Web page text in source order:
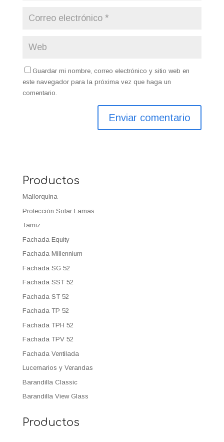
Guardar mi nombre, correo electrónico y sitio web en
este navegador para la próxima vez que haga un
comentario.
Productos
Mallorquina
Protección Solar Lamas
Tamiz
Fachada Equity
Fachada Millennium
Fachada SG 52
Fachada SST 52
Fachada ST 52
Fachada TP 52
Fachada TPH 52
Fachada TPV 52
Fachada Ventilada
Lucernarios y Verandas
Barandilla Classic
Barandilla View Glass
Productos